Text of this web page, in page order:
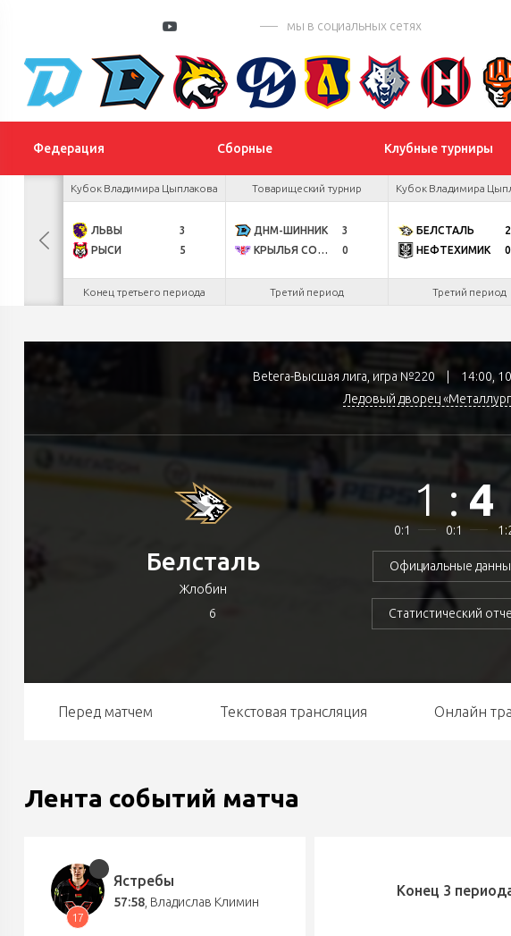
мы в социальных сетях
Федерация Сборные Клубные турниры
Кубок Владимира Цыплакова
ЛЬВЫ
3
РЫСИ
5
Конец третьего периода
Товарищеский турнир
ДНМ-ШИННИК
3
КРЫЛЬЯ СОВЕТОВ
0
Третий период
Кубок Владимира
БЕЛСТАЛЬ
2
НЕФТЕХИМИК
0
Третий период
Betera-Высшая лига, игра №220
14:00,
Ледовый дворец
Белсталь
Жлобин
6
1 :4
0:1 0:1
Официальные
Статистический
Перед матчем Текстовая трансляция Онлайн
Лента событий матча
17
Ястребы
57:58 Владислав Климин
Конец 3